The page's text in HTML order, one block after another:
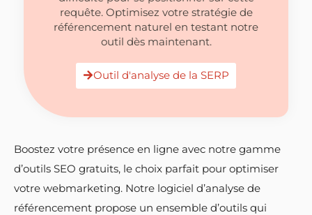
requête. Optimisez votre stratégie de
référencement naturel en testant notre
outil dès maintenant.
Outil d'analyse de la SERP
Boostez votre présence en ligne avec notre gamme
d’outils SEO gratuits, le choix parfait pour optimiser
votre webmarketing. Notre logiciel d’analyse de
référencement propose un ensemble d’outils qui